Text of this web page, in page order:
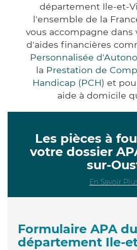
département Ile-et-
l'ensemble de la
vous accompagne dans
d'aides financières
Personnalisée
la Prestation de
Handicap (PCH) et
aide à domicile
Les pièces à
votre dossier
sur-
En Savoir
Formulaire APA du
département Ile-